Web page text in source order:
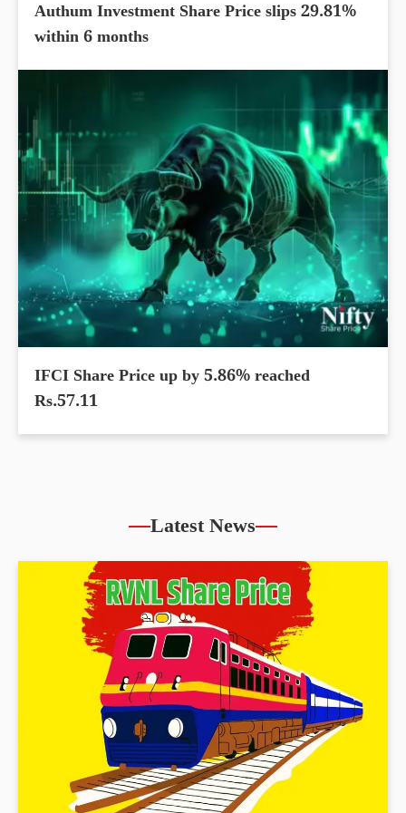
Authum Investment Share Price slips 29.81%
within 6 months
IFCI Share Price up by 5.86% reached
Rs.57.11
Latest News